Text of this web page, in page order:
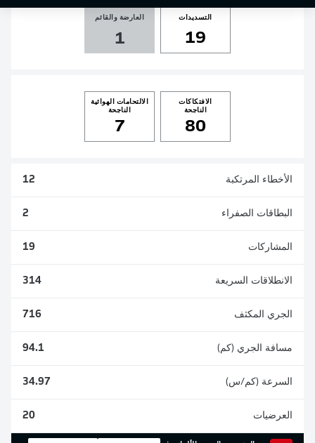
التسديدات
19
العارضة والقائم
1
الافتكاكات
الناجحة
80
الالتحامات الهوائية
الناجحة
7
الأخطاء المرتكبة 12
البطاقات الصفراء 2
المشاركات 19
الانطلاقات السريعة 314
الجري المكثف 716
مسافة الجري (كم) 94.1
السرعة (كم/س) 34.97
العرضيات 20